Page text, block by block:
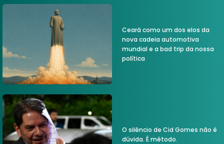
Ceará como um dos elos da
nova cadeia automotiva
mundial e a bad trip da nossa
política
O silêncio de Cid Gomes não é
dúvida. É método.